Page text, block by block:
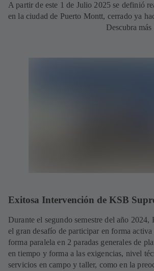
A partir de este 1 de Julio 2025 se definió
en la ciudad de Puerto Montt, cerrado ya
Descubra más
Exitosa Intervención de KSB
Durante el segundo semestre del año
el gran desafío de participar en forma activa
forma paralela en 2 paradas generales de
en tiempo y forma a las exigencias, nivel
servicios en campo y taller, como en la